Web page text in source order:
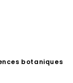
botaniques